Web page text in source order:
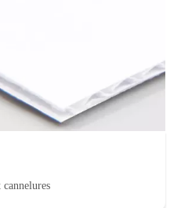
cannelures